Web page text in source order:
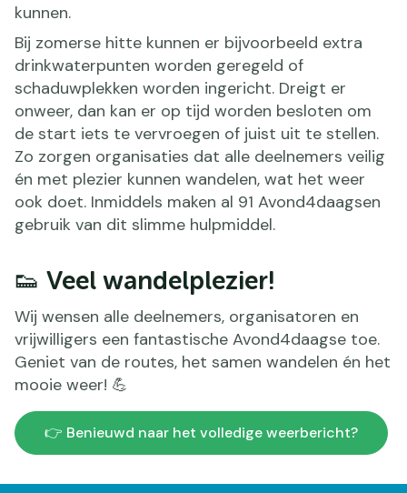
kunnen.
Bij zomerse hitte kunnen er bijvoorbeeld extra
drinkwaterpunten worden geregeld of
schaduwplekken worden ingericht. Dreigt er
onweer, dan kan er op tijd worden besloten om
de start iets te vervroegen of juist uit te stellen.
Zo zorgen organisaties dat alle deelnemers veilig
én met plezier kunnen wandelen, wat het weer
ook doet. Inmiddels maken al 91 Avond4daagsen
gebruik van dit slimme hulpmiddel.
👟 Veel wandelplezier!
Wij wensen alle deelnemers, organisatoren en
vrijwilligers een fantastische Avond4daagse toe.
Geniet van de routes, het samen wandelen én het
mooie weer! 💪
👉 Benieuwd naar het volledige weerbericht?